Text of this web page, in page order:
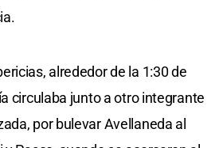
alrededor de la 1:30 de
circulaba junto a otro integrante
por bulevar Avellaneda al